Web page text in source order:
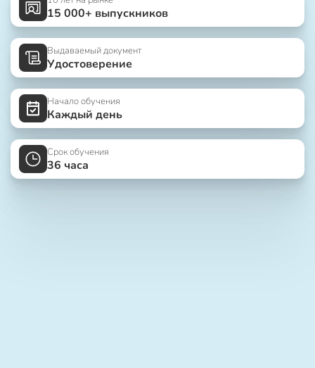
15 000+ выпускников
Выдаваемый документ
Удостоверение
Начало обучения
Каждый день
Срок обучения
36 часа